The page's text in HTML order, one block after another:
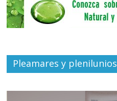
Pleamares y plenilunios